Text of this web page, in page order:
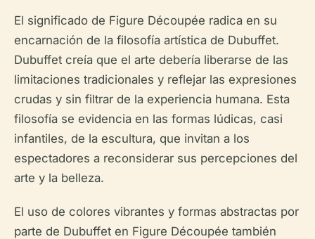
El significado de Figure Découpée radica en su
encarnación de la filosofía artística de Dubuffet.
Dubuffet creía que el arte debería liberarse de las
limitaciones tradicionales y reflejar las expresiones
crudas y sin filtrar de la experiencia humana. Esta
filosofía se evidencia en las formas lúdicas, casi
infantiles, de la escultura, que invitan a los
espectadores a reconsiderar sus percepciones del
arte y la belleza.
El uso de colores vibrantes y formas abstractas por
parte de Dubuffet en Figure Découpée también